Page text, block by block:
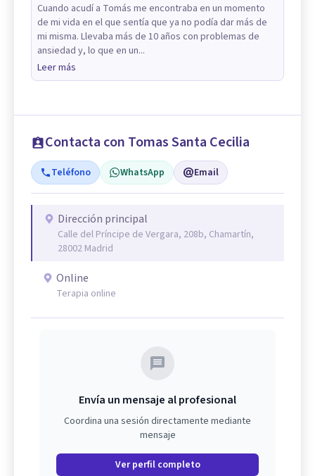
Cuando acudí a Tomás me encontraba en un momento
de mi vida en el que sentía que ya no podía dar más de
mi misma. Llevaba más de 10 años con problemas de
ansiedad y, lo que en un...
Leer más
Contacta con Tomas Santa Cecilia
Teléfono WhatsApp Email
Dirección principal
Calle del Príncipe de Vergara, 208b, Chamartín,
28002 Madrid
Online
Terapia online
Envía un mensaje al profesional
Coordina una sesión directamente mediante
mensaje
Ver perfil completo